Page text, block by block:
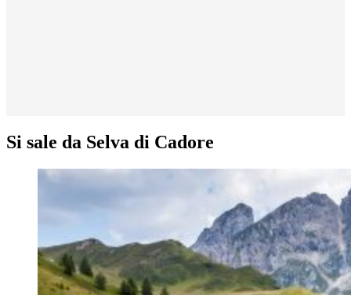
Si sale da Selva di Cadore